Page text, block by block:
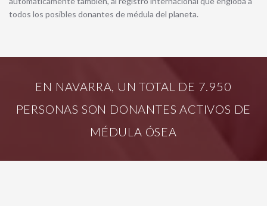
todos los posibles donantes de médula del planeta.
EN NAVARRA, UN TOTAL DE 7.950
PERSONAS SON DONANTES ACTIVOS DE
MÉDULA ÓSEA